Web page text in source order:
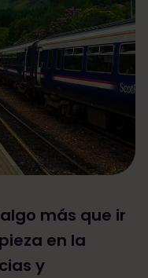
más que ir
en la
y